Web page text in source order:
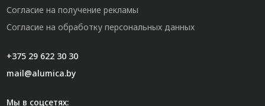
Согласие на получение рекламы
Согласие на обработку персональных данных
+375 29 622 30 30
mail@alumica.by
Мы в соцсетях: